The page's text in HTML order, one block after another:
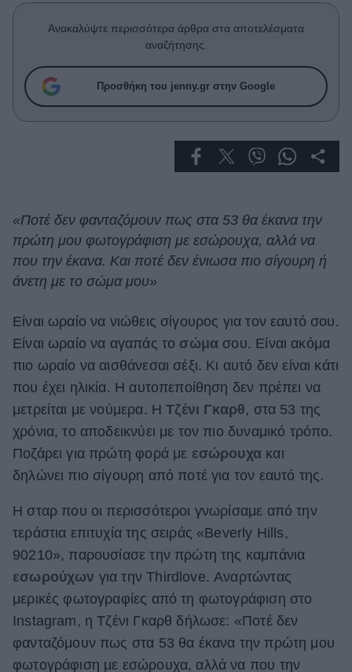
True Stories
Ask the Guru
Ζώδια
Green
Αφιερώματα
ΒΟΞ
Χωρίς Ταμπέλες
Women's Forum
Γάμος
Market News
Ανακαλύψτε περισσότερα άρθρα στα αποτελέσματα
αναζήτησης.
Προσθήκη του jenny.gr στην Google
«Ποτέ δεν φανταζόμουν πως στα 53 θα έκανα την
πρώτη μου φωτογράφιση με εσώρουχα, αλλά να
που την έκανα. Και ποτέ δεν ένιωσα πιο σίγουρη ή
άνετη με το σώμα μου»
Είναι ωραίο να νιώθεις σίγουρος για τον εαυτό σου.
Είναι ωραίο να αγαπάς το σώμα σου. Είναι ακόμα
πιο ωραίο να αισθάνεσαι σέξι. Κι αυτό δεν είναι κάτι
που έχει ηλικία. Η αυτοπεποίθηση δεν πρέπει να
μετρείται με νούμερα. ΗΤζένι Γκαρθ, στα 53 της
χρόνια, το αποδεικνύει με τον πιο δυναμικό τρόπο.
Ποζάρει για πρώτη φορά με εσώρουχα και
δηλώνει πιο σίγουρη από ποτέ για τον εαυτό της.
Η σταρ που οι περισσότεροι γνωρίσαμε από την
τεράστια επιτυχία της σειράς «Beverly Hills,
90210», παρουσίασε την πρώτη της καμπάνια
εσωρούχων για την Thirdlove. Αναρτώντας
μερικές φωτογραφίες από τη φωτογράφιση στο
Instagram, η Τζένι Γκαρθ δήλωσε: «Ποτέ δεν
φανταζόμουν πως στα 53 θα έκανα την πρώτη μου
φωτογράφιση με εσώρουχα, αλλά να που την